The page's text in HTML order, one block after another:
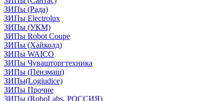
ЗИПы (Рада)
ЗИПы Electrolux
ЗИПы (УКМ)
ЗИПы Robot Coupe
ЗИПы (Хайколд)
ЗИПы WAICO
ЗИПы Чувашторгтехника
ЗИПы (Пензмаш)
ЗИПы(Logiudice)
ЗИПы Прочие
ЗИПы (RoboLabs, РОССИЯ)